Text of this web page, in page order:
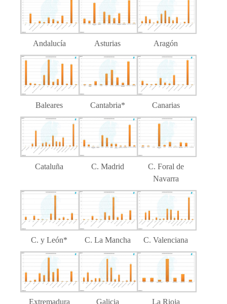
Andalucía Asturias Aragón
Baleares Cantabria* Canarias
Cataluña C. Madrid
C. Foral de
Navarra
C. y León* C. La Mancha C. Valenciana
Extremadura Galicia La Rioja